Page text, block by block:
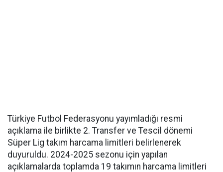
Türkiye Futbol Federasyonu yayımladığı resmi
açıklama ile birlikte 2. Transfer ve Tescil dönemi
Süper Lig takım harcama limitleri belirlenerek
duyuruldu. 2024-2025 sezonu için yapılan
açıklamalarda toplamda 19 takımın harcama limitleri